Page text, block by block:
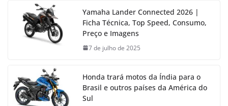
Yamaha Lander Connected 2026 |
Ficha Técnica, Top Speed, Consumo,
Preço e Imagens
7 de julho de 2025
Honda trará motos da Índia para o
Brasil e outros países da América do
Sul